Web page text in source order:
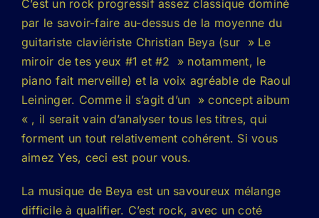
C’est un rock progressif assez classique dominé
par le savoir-faire au-dessus de la moyenne du
guitariste claviériste Christian Beya (sur » Le
miroir de tes yeux #1 et #2 » notamment, le
piano fait merveille) et la voix agréable de Raoul
Leininger. Comme il s’agit d’un » concept aibum
« , il serait vain d’analyser tous les titres, qui
forment un tout relativement cohérent. Si vous
aimez Yes, ceci est pour vous.
La musique de Beya est un savoureux mélange
difficile à qualifier. C’est rock, avec un coté